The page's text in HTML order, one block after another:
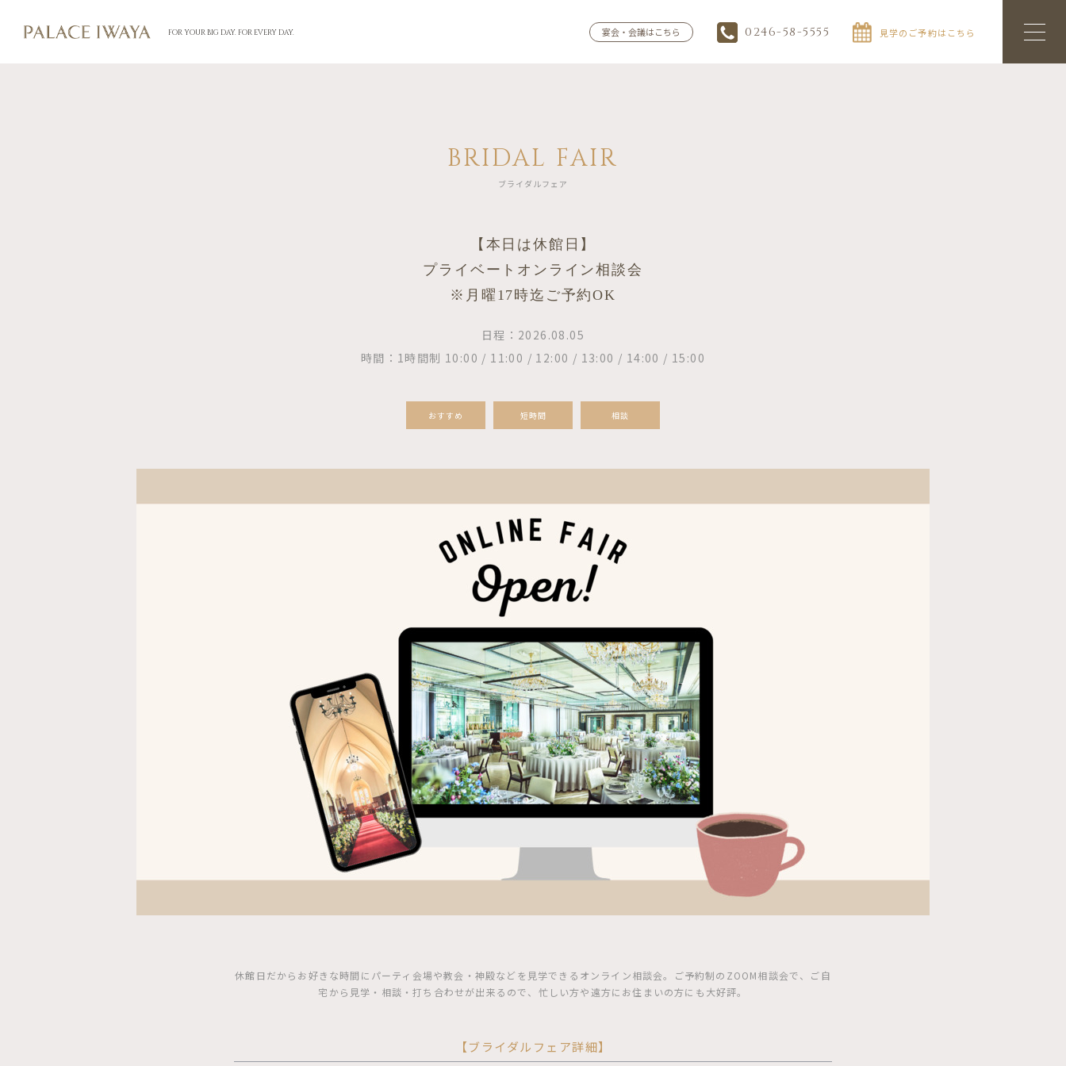
FOR YOUR BIG DAY. FOR EVERY DAY. 宴会・会議はこちら 0246-58-5555 見学のご予約はこちら
BRIDAL FAIR
ブライダルフェア
【本日は休館日】
プライベートオンライン相談会
※月曜17時迄ご予約OK
日程：2026.08.05
時間：1時間制 10:00 / 11:00 / 12:00 / 13:00 / 14:00 / 15:00
おすすめ 短時間 相談
休館日だからお好きな時間にパーティ会場や教会・神殿などを見学できるオンライン相談会。ご予約制のZOOM相談会で、ご自
宅から見学・相談・打ち合わせが出来るので、忙しい方や遠方にお住まいの方にも大好評。
【ブライダルフェア詳細】